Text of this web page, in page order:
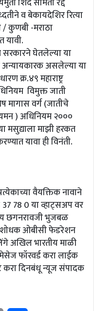
शिंदे समिती रद्द
व बेकायदेशिर रित्या
/ कुणबी -मराठा
यावी.
सरकारने घेतलेल्या या
अन्यायकारक असलेल्या या
क्र.४९ महाराष्ट्र
विमुक्त जाती
मागास वर्ग (जातीचे
) अधिनियम २०००
मसुद्याला माझी हरकत
यावा ही विनंती.
वैयक्तिक नावाने
78 0 या व्हाट्सअप वर
छगनरावजी भुजबळ
ओबीसी फेडरेशन
अखिल भारतीय माळी
फॉरवर्ड करा लाईक
करा दिनबंधू न्यूज संपादक